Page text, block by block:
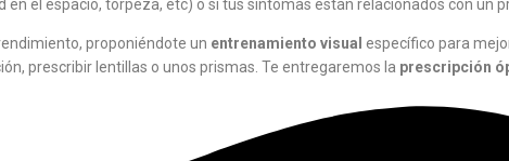
en el espacio, torpeza, etc) o si tus síntomas están relacionados con un
proponiéndote un entrenamiento visual específico para
prescribir lentillas o unos prismas. Te entregaremos la prescripción